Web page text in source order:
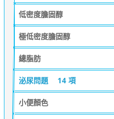
低密度膽固醇
極低密度膽固醇
總脂肪
泌尿問題 14 項
小便顏色